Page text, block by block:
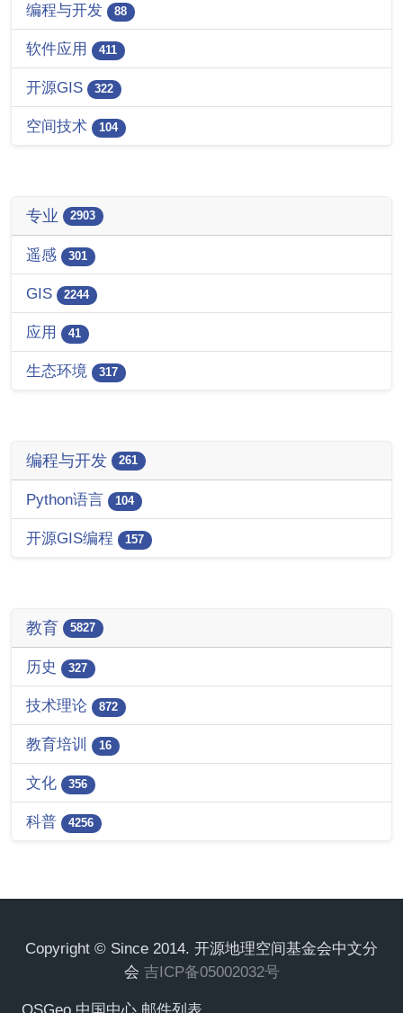
编程与开发 88
软件应用 411
开源GIS 322
空间技术 104
专业 2903
遥感 301
GIS 2244
应用 41
生态环境 317
编程与开发 261
Python语言 104
开源GIS编程 157
教育 5827
历史 327
技术理论 872
教育培训 16
文化 356
科普 4256
Copyright © Since 2014. 开源地理空间基金会中文分
会 吉ICP备05002032号